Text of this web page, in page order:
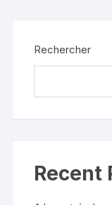
Rechercher
Recent